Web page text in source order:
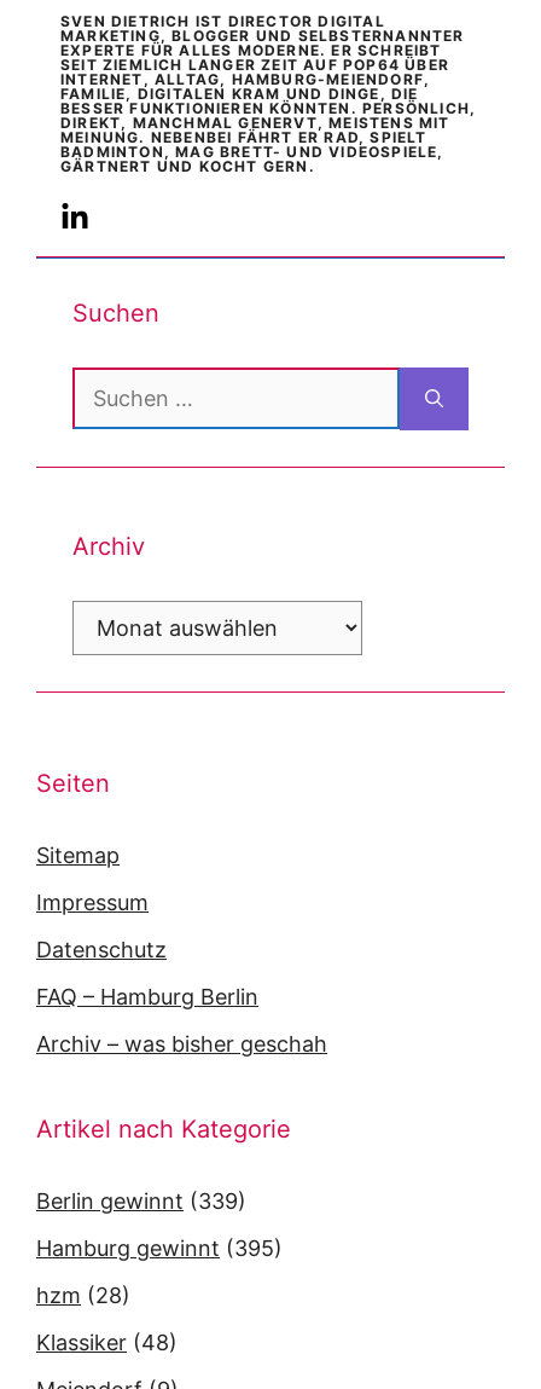
SVEN DIETRICH IST DIRECTOR DIGITAL
MARKETING, BLOGGER UND SELBSTERNANNTER
EXPERTE FÜR ALLES MODERNE. ER SCHREIBT
SEIT ZIEMLICH LANGER ZEIT AUF POP64 ÜBER
INTERNET, ALLTAG, HAMBURG-MEIENDORF,
FAMILIE, DIGITALEN KRAM UND DINGE, DIE
BESSER FUNKTIONIEREN KÖNNTEN. PERSÖNLICH,
DIREKT, MANCHMAL GENERVT, MEISTENS MIT
MEINUNG. NEBENBEI FÄHRT ER RAD, SPIELT
BADMINTON, MAG BRETT- UND VIDEOSPIELE,
GÄRTNERT UND KOCHT GERN.
Suchen
Suchen
nach:
Archiv
Archiv
Seiten
Sitemap
Impressum
Datenschutz
FAQ – Hamburg Berlin
Archiv – was bisher geschah
Artikel nach Kategorie
Berlin gewinnt (339)
Hamburg gewinnt (395)
hzm (28)
Klassiker (48)